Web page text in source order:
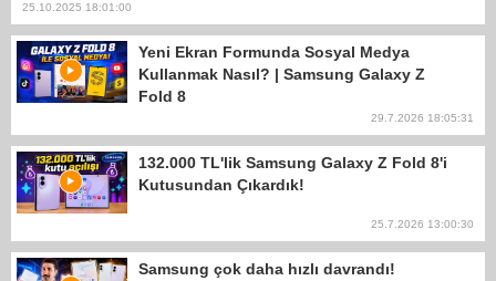
25.10.2025 18:01:00
Yeni Ekran Formunda Sosyal Medya
Kullanmak Nasıl? | Samsung Galaxy Z
Fold 8
29.7.2026 18:05:31
132.000 TL'lik Samsung Galaxy Z Fold 8'i
Kutusundan Çıkardık!
25.7.2026 13:00:30
Samsung çok daha hızlı davrandı!